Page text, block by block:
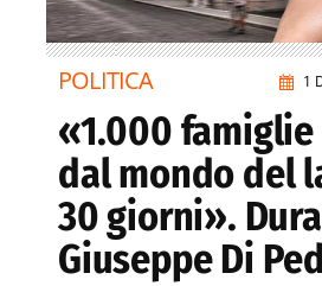
1
POLITICA
«1.000
dal mondo del
30 giorni».
Giuseppe Di